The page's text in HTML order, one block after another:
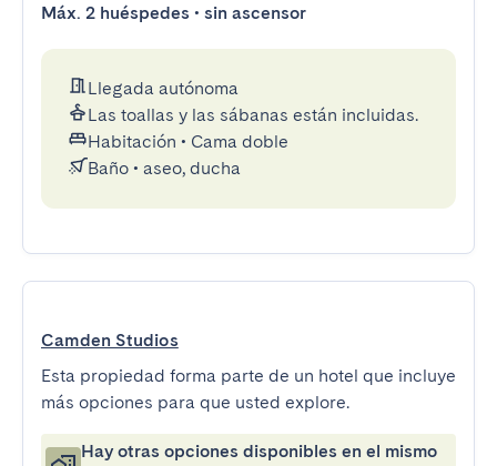
Máx. 2 huéspedes • sin ascensor
Llegada autónoma
Las toallas y las sábanas están incluidas.
Habitación • Cama doble
Baño • aseo, ducha
Camden Studios
Esta propiedad forma parte de un hotel que incluye
más opciones para que usted explore.
Hay otras opciones disponibles en el mismo